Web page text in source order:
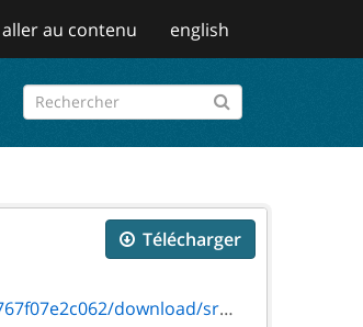
aller au contenu english
Télécharger
download/sr-e-217f.pdf